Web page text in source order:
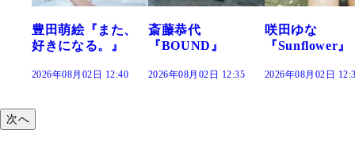
斎藤恭代
『BOUND』
2026年08月02日 12:35
咲田ゆな
『Sunflower』
2026年08月02日 12:30
藤水咲桜『花
だまり』
2026年08月02日
次へ